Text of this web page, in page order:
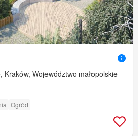
Kraków, Województwo małopolskie
Ogród